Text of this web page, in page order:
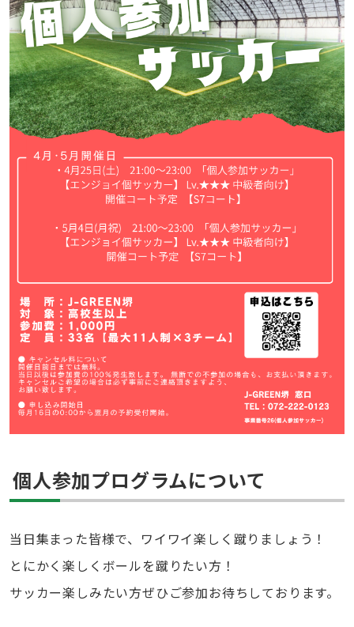
個人参加プログラムについて
当日集まった皆様で、ワイワイ楽しく蹴りましょう！
とにかく楽しくボールを蹴りたい方！
サッカー楽しみたい方ぜひご参加お待ちしております。